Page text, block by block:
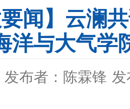
要闻】云澜
洋与大气学
发布者：陈霖锋